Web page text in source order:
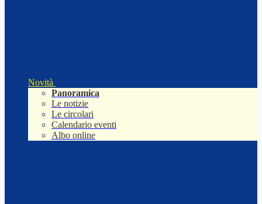
Novità
Panoramica
Le notizie
Le circolari
Calendario eventi
Albo online